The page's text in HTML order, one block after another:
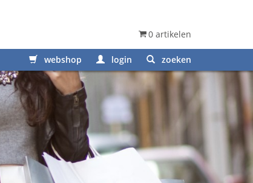
0 artikelen
webshop login zoeken